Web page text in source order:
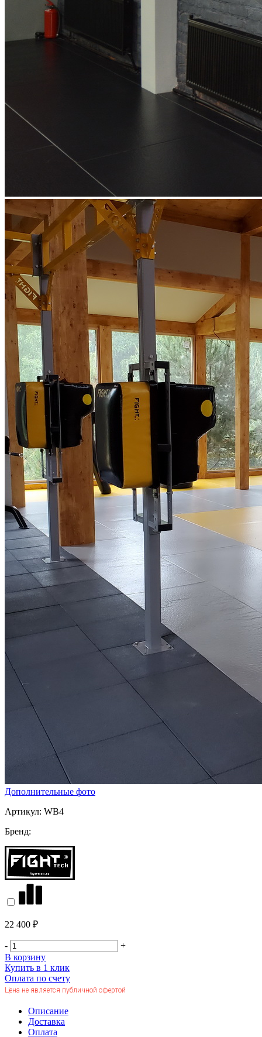
Дополнительные фото
Артикул: WB4
Бренд:
22 400 ₽
-
+
В корзину
Купить в 1 клик
Оплата по счету
Цена не является публичной офертой
Описание
Доставка
Оплата